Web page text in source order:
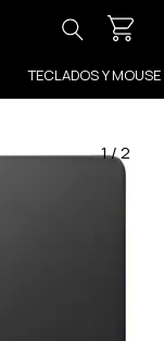
TECLADOS Y MOUSE
1/2